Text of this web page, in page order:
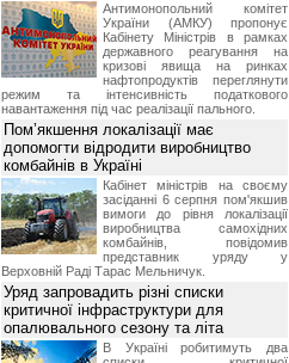
Антимонопольний комітет
України (АМКУ) пропонує
Кабінету Міністрів в рамках
державного реагування на
кризові явища на ринках
нафтопродуктів переглянути
режим та інтенсивність податкового
навантаження під час реалізації пального.
Пом’якшення локалізації має
допомогти відродити виробництво
комбайнів в Україні
Кабінет міністрів на своєму
засіданні 6 серпня пом'якшив
вимоги до рівня локалізації
виробництва самохідних
комбайнів, повідомив
представник уряду у
Верховній Раді Тарас Мельничук.
Уряд запровадить різні списки
критичної інфраструктури для
опалювального сезону та літа
В Україні робитимуть два